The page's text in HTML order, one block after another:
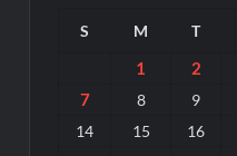
S M T
1 2
7
8 9
14
15 16